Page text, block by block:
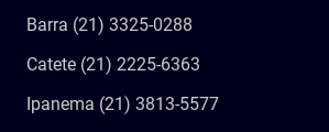
Barra (21) 3325-0288
Catete (21) 2225-6363
Ipanema (21) 3813-5577